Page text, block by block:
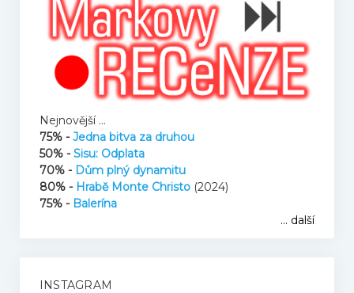
Filmové resty
U televize
Knihy
O nás
Nejnovější ...
75% - Jedna bitva za druhou
50% - Sisu: Odplata
70% - Dům plný dynamitu
80% - Hrabě Monte Christo(2024)
75% - Balerína
... další
INSTAGRAM